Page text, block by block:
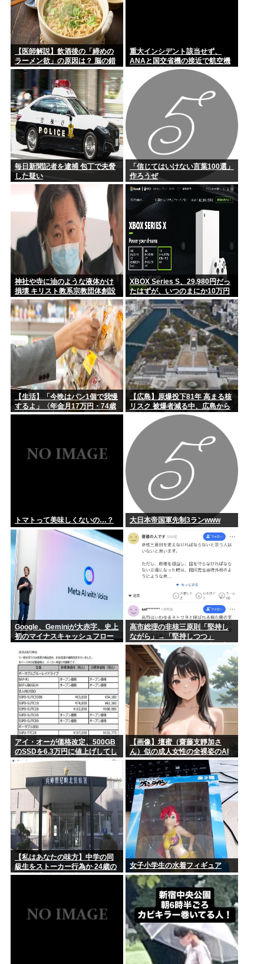
38歳の兄が実家におるんやが、7年くらいニートしとる。親が
死んだ...
父親(31)、娘(11)をレ●プした男(20)を娘のティクトク垢...
「ジャニーさんとつかこうへい氏は同じ」 少年隊・錦織一清
が明かす...
アイドル「歌ってみた」→(ヽ´ん`)「悪口ではないけど下手で
すね...
1Kアパートの家賃が10万円以上する時代、年金14万円前後だ
と賃...
「今日も朝から隣家の旦那がオエッ! オエッ! オエッ!… 朝も
夜...
【高市円安】高市リスク顕在か？協調介入後も円安進む。債券
利回りは...
【医師解説】飲酒後の「締めの
ラーメン欲」の原因は？ 脳の錯
覚と真実
重大インシデント該当せず、
ANAと国交省機の接近で航空機
衝突防止装置（TCAS）の警報が
作動したトラブル、羽田空港
沖、全日空に通知
毎日新聞記者を逮捕 包丁で夫脅
した疑い
「信じてはいけない言葉100選」
作ろうぜ
神社や寺に油のような液体かけ
損壊 キリスト教系宗教団体創設
者で医師の金山昌秀に懲役1年6
か月、執行猶予3年の判決
XBOX Series S、29,980円だっ
たはずが、いつのまにか10万円
近い価格に
【生活】「今晩はパン1個で我慢
するよ」〈年金月17万円・74歳
男性〉物価高で変わった当たり
【広島】原爆投下81年 高まる核
リスク 被爆者減る中、広島から
トマトって美味しくないの…？ 大日本帝国軍先制3ランwww
Google、Geminiが大赤字、史上
初のマイナスキャッシュフロー
高市総理の非核三原則「堅持し
ながら」→「堅持しつつ」
→「堅持しており」。記者が変
化を発見し追及
アイ・オーが価格改定、500GB
のSSDを6.3万円に値上げしてし
まう 元の値段3.4万からほぼ2倍
の地獄へ
【画像】壇蜜（齋藤支靜加さ
ん）似の成人女性の全裸姿のAI
イラストを貼るぞ！おぱーい！
おへそ！マン毛！【秋田県出
身】
【私はあなたの味方】中学の同
級生をストーカー行為か 24歳の
女を逮捕 男性の自宅に唐揚げや
女子小学生の水着フィギュア